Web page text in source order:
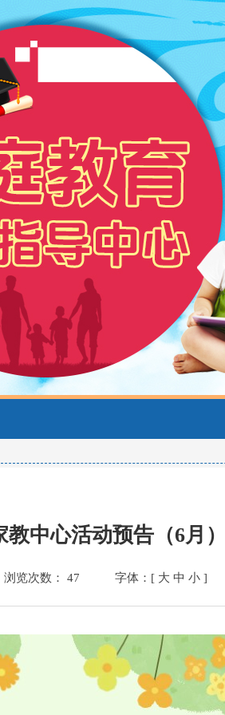
教中心活动预告（6月
浏览次数： 47 字体：[ 大 中 小 ]